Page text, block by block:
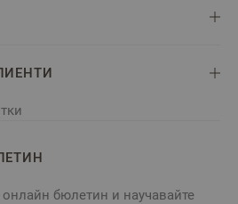
бюлетин и научавайте